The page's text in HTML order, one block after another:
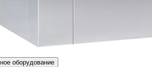
оборудование